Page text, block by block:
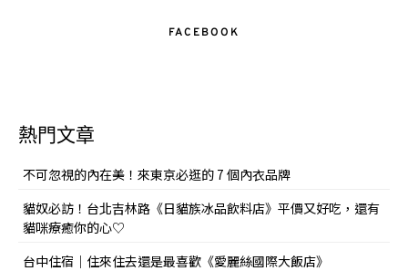
FACEBOOK
熱門文章
不可忽視的內在美！來東京必逛的 7 個內衣品牌
貓奴必訪！台北吉林路《日貓族冰品飲料店》平價又好吃，還有
貓咪療癒你的心♡
台中住宿｜住來住去還是最喜歡《愛麗絲國際大飯店》